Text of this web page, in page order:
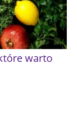
warto